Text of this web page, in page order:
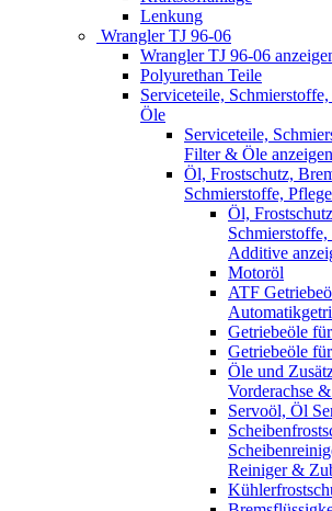
Lenkung
Wrangler TJ 96-06
Wrangler TJ 96-06
Polyurethan Teile
Serviceteile,
Öle
Serviceteile,
Filter & Öle anzeigen
Öl, Frostschutz,
Schmierstoffe,
Öl,
Additive
Motoröl
ATF
Getriebeöle
Getriebeöle
Öle und
Vorderachse
Servoöl, Öl
Reiniger &